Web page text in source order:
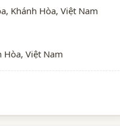
Khánh Hòa, Việt Nam
Hòa, Việt Nam